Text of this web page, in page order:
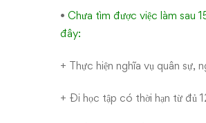
• Chưa tìm được việc làm sau
đây:
+ Thực hiện nghĩa vụ quân sự,
+ Đi học tập có thời hạn từ đủ